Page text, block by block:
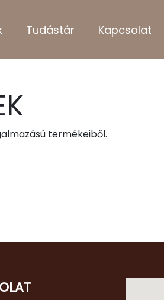
Tudástár Kapcsolat
termékeiből.